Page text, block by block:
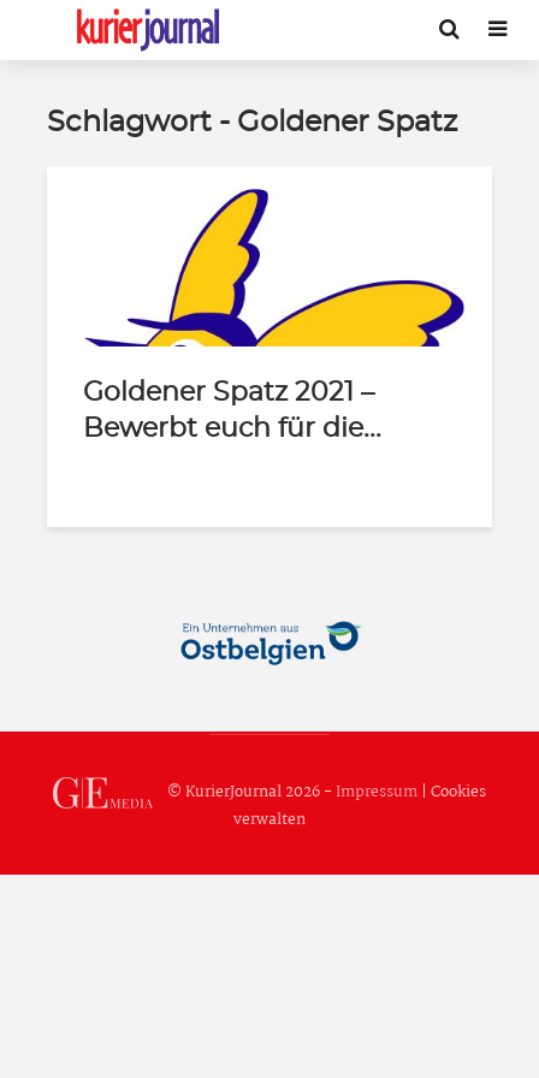
Schlagwort - Goldener Spatz
Goldener Spatz 2021 –
Bewerbt euch für die...
© KurierJournal 2026 -Impressum| Cookies
verwalten